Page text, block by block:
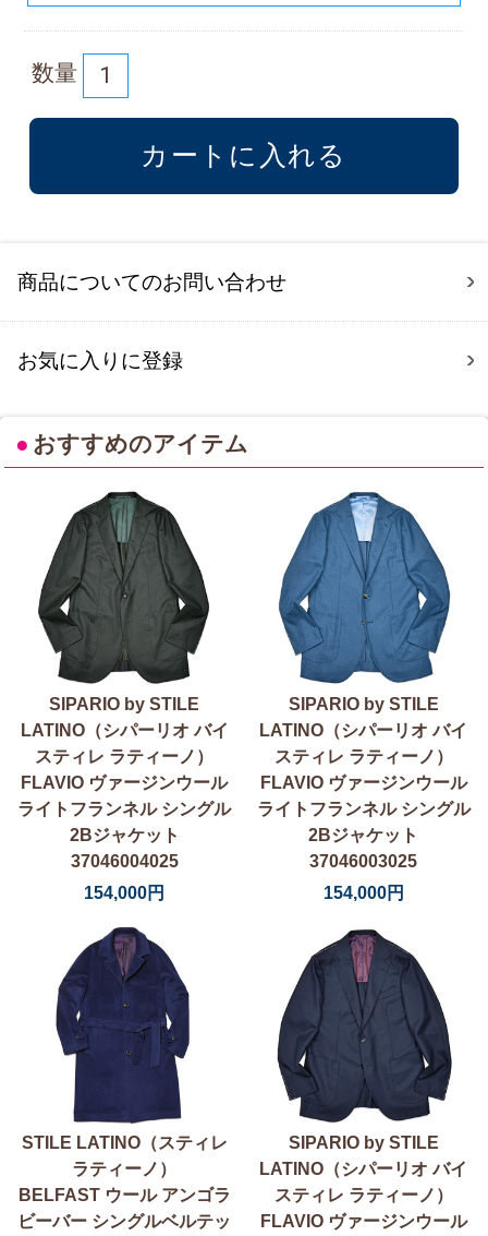
数量
商品についてのお問い合わせ
お気に入りに登録
● おすすめのアイテム
SIPARIO by STILE
LATINO（シパーリオ バイ
スティレ ラティーノ）
FLAVIO ヴァージンウール
ライトフランネル シングル
2Bジャケット
37046004025
154,000円
SIPARIO by STILE
LATINO（シパーリオ バイ
スティレ ラティーノ）
FLAVIO ヴァージンウール
ライトフランネル シングル
2Bジャケット
37046003025
154,000円
STILE LATINO（スティレ
ラティーノ）
BELFAST ウール アンゴラ
ビーバー シングルベルテッ
SIPARIO by STILE
LATINO（シパーリオ バイ
スティレ ラティーノ）
FLAVIO ヴァージンウール